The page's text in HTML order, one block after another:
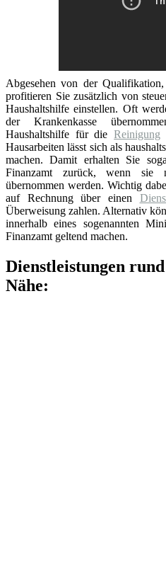
Abgesehen von der
profitieren Sie zusätzlich von
Haushaltshilfe einstellen. Oft
der Krankenkasse
Haushaltshilfe für dieReinigung
Hausarbeiten lässt sich als
machen. Damit erhalten Sie
Finanzamt zurück, wenn sie
übernommen werden. Wichtig
auf Rechnung über einen
Überweisung zahlen. Alternativ
innerhalb eines sogenannten
Finanzamt geltend machen.
Dienstleistungen
Nähe: